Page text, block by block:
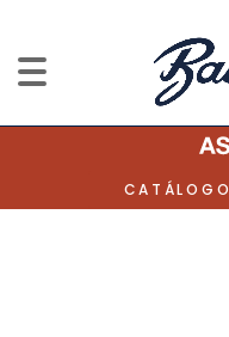
CATÁLOGO